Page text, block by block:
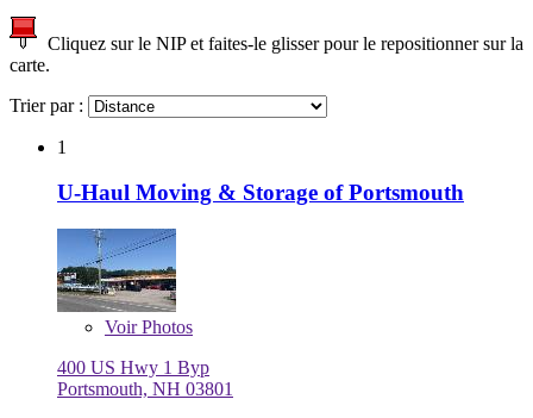
Cliquez sur le NIP et faites-le glisser pour le repositionner sur la
carte.
Trier par :
1
U-Haul Moving & Storage of Portsmouth
VoirPhotos
400 US Hwy 1 Byp
Portsmouth, NH 03801